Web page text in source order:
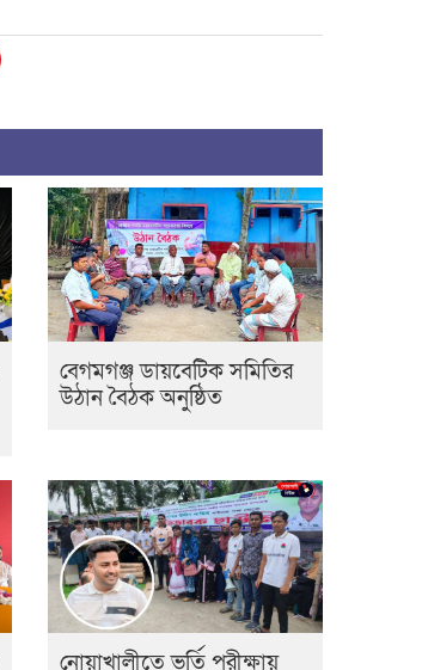
বেগমগঞ্জ ডায়বেটিক সমিতির
উঠান বৈঠক অনুষ্ঠিত
নোয়াখালীতে ভর্তি পরীক্ষায়